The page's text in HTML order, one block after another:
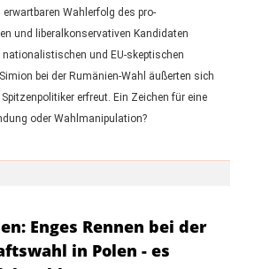
erwartbaren Wahlerfolg des pro-
und liberalkonservativen Kandidaten
nationalistischen und EU-skeptischen
bei der Rumänien-Wahl äußerten sich
erfreut. Ein Zeichen für eine
oder Wahlmanipulation?
Enges Rennen bei der
in Polen - es